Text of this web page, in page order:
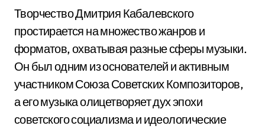
Творчество Дмитрия Кабалевского
простирается на множество жанров и
форматов, охватывая разные сферы музыки.
Он был одним из основателей и активным
участником Союза Советских Композиторов,
а его музыка олицетворяет дух эпохи
советского социализма и идеологические